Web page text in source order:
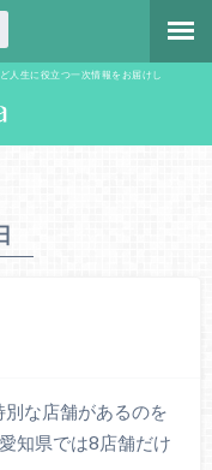
人生に役立つ一次情報をお届けし
な店舗があるのを
知県では8店舗だけ